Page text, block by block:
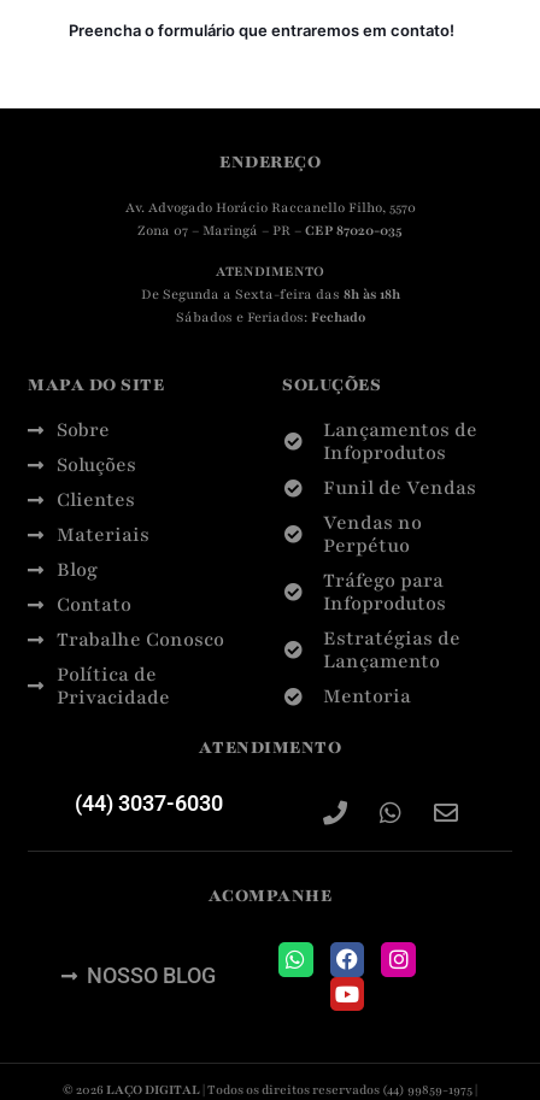
Preencha o formulário que entraremos em contato!
ENDEREÇO
Av. Advogado Horácio Raccanello Filho, 5570
Zona 07 – Maringá – PR – CEP 87020-035
ATENDIMENTO
De Segunda a Sexta-feira das 8h às 18h
Sábados e Feriados: Fechado
MAPA DO SITE
Sobre
Soluções
Clientes
Materiais
Blog
Contato
Trabalhe Conosco
Política de
Privacidade
SOLUÇÕES
Lançamentos de
Infoprodutos
Funil de Vendas
Vendas no
Perpétuo
Tráfego para
Infoprodutos
Estratégias de
Lançamento
Mentoria
ATENDIMENTO
(44) 3037-6030
ACOMPANHE
NOSSO BLOG
© 2026 LAÇO DIGITAL | Todos os direitos reservados (44) 99859-1975 |